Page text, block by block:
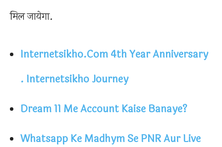
मिल जायेगा.
Internetsikho.Com 4th Year Anniversary
. Internetsikho Journey
Dream 11 Me Account Kaise Banaye?
Whatsapp Ke Madhym Se PNR Aur Live